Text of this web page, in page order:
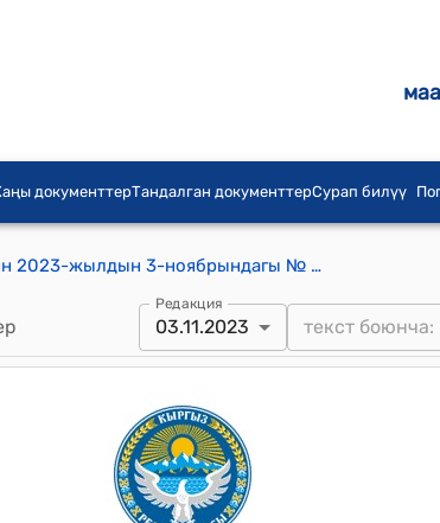
документтерТандалган документтерСурап билүү
Дѳбѳлү айыл аймагынын айылдык кеңешинин 2023-жылдын 3-ноябрындагы № 8/1 "Дөбөлү айыл аймагынын айылдык Кенешинин ХХVIII-чакырылышынын кезексиз 3 -сессиясынын 3/2 Токтому Дөбөлү айыл аймагынын айыл өкмөтүнүн 2023-жылы кошумча акча каражатынан бөлүү жөнүндөгү токтомуна өзгөртүү киргизүү жөнүндө" токтому
Редакция
03.11.2023